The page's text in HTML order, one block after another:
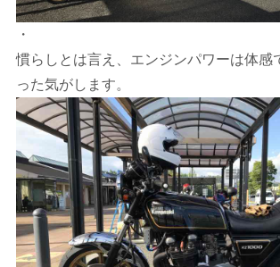
・
慣らしとは言え、エンジンパワーは体感
った気がします。